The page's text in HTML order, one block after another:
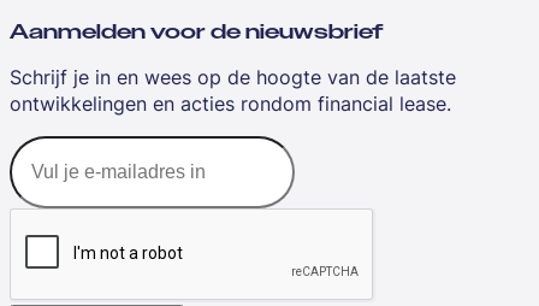
Aanmelden voor de nieuwsbrief
Schrijf je in en wees op de hoogte van de laatste
ontwikkelingen en acties rondom financial lease.